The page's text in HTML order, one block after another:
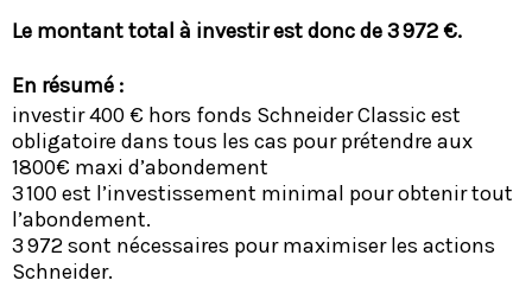
Le montant total à investir est donc de 3 972 €.
En résumé :
investir 400 € hors fonds Schneider Classic est
obligatoire dans tous les cas pour prétendre aux
1800€ maxi d’abondement
3 100 est l’investissement minimal pour obtenir tout
l’abondement.
3 972 sont nécessaires pour maximiser les actions
Schneider.